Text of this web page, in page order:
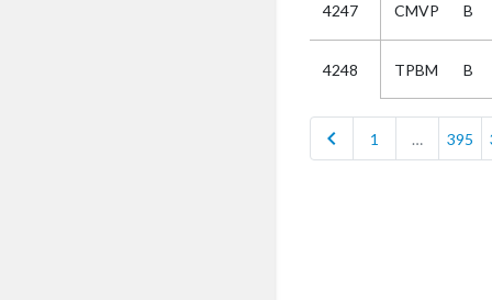
4247 CMVP B
4248 TPBM B
chevron_left 1 … 395